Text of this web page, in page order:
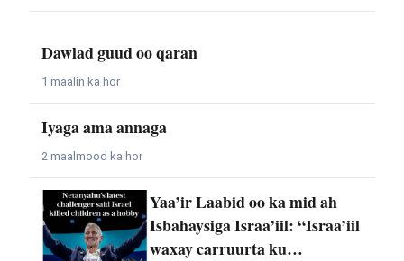
Dawlad guud oo qaran
1 maalin ka hor
Iyaga ama annaga
2 maalmood ka hor
Yaa’ir Laabid oo ka mid ah
Isbahaysiga Israa’iil: “Israa’iil
waxay carruurta ku…